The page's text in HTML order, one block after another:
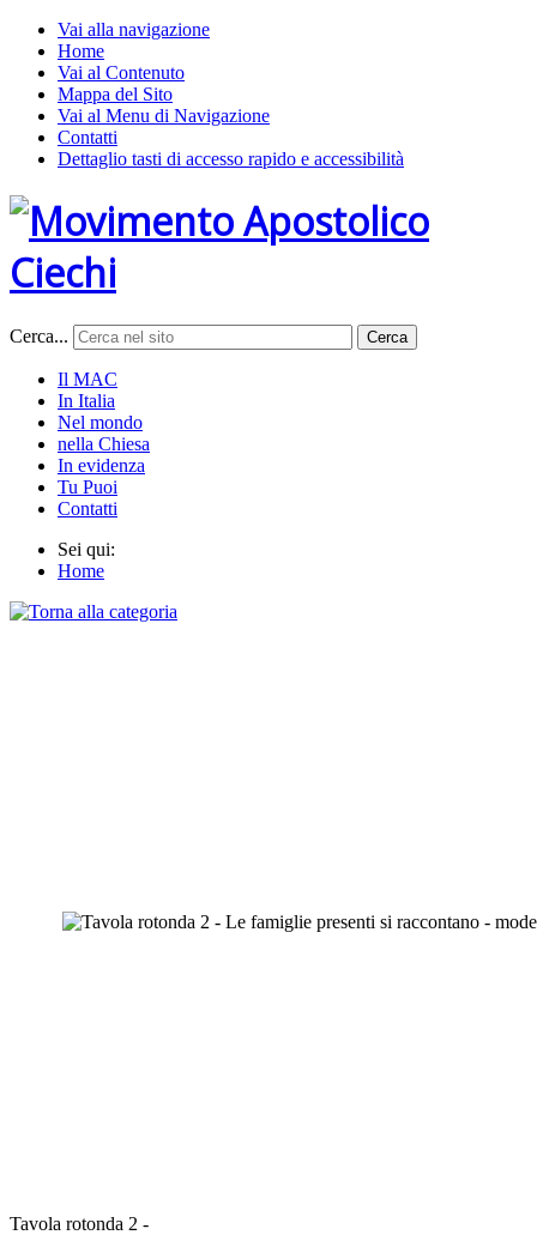
Vai alla navigazione
Home
Vai al Contenuto
Mappa del Sito
Vai al Menu di Navigazione
Contatti
Dettaglio tasti di accesso rapido e accessibilità
Cerca... Cerca
Il MAC
In Italia
Nel mondo
nella Chiesa
In evidenza
Tu Puoi
Contatti
Sei qui:
Home
Tavola rotonda 2 -